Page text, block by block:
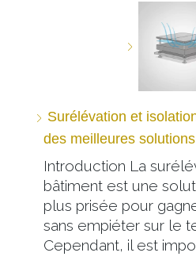
Surélévation et
des meilleures solutions
Introduction La
bâtiment est une
plus prisée pour
sans empiéter sur le
Cependant, il est